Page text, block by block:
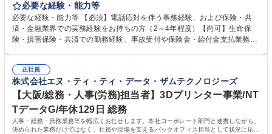
付・内容確認・審査・データ入力のほか、加入者様や医療機関等からの問
い合わせ電話対応や書類発送等を担当します。 ■共済金請求書類の受付、
内容確認、および共済金支払に関する審査・事務処理業務全般を担当 ■専
用システムへのデータ入力、各種必要書類の作成・発送作業 ■加入者様や
指定する業務 募集職種 横浜市【共済金支払事務】金融保険業界経験歓迎/
各種手当充実/転勤無
必要な経験・能力等
必要な経験・能力等 【必須】電話応対を伴う事務経験、および保険・共
済・金融業界での実務経験をお持ちの方（2～4年程度）【尚可】生命保
険・損害保険・共済での勤務経験、事故受付や保険金・給付金支払業務経
務へのキャリアチェンジ希望者も大歓迎です！ 学歴・資格 学歴：大学院
大学 高専 短大 専修学校 高校 語学力： 資格：
正社員
株式会社エヌ・ティ・ティ・データ・ザムテクノロジーズ
【大阪/総務・人事(労務)担当者】3Dプリンター事業/NT
TデータG/年休129日 総務
人事・総務・庶務業務等を幅広くお任せします。本社コーポレート部門と連携しながら、
決められた業務だけではなく、社員や現場を支えるバックオフィス担当として状況に応じ